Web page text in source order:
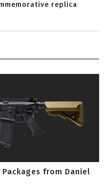
replica
from Daniel